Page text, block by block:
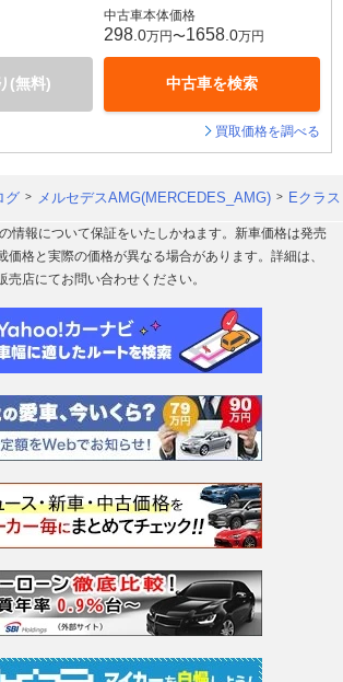
(無料)
中古車本体価格
298 .0万円〜1658 .0万円
中古車を検索
買取価格を調べる
グ メルセデスAMG(MERCEDES_AMG) Eクラ
情報について保証をいたしかねます。新車価格は発売
価格と実際の価格が異なる場合があります。詳細は、
売店にてお問い合わせください。